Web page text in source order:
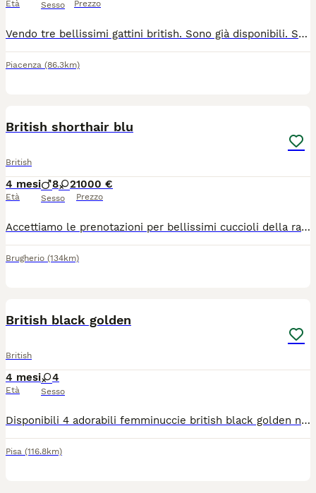
Età Sesso Prezzo
Vendo tre bellissimi gattini british. Sono già disponibili. Sono due maschi e una femmina. Chi è interessato mi può contattare.
Piacenza (86.3km)
British shorthair blu
British
4 mesi
Età
8 2
Sesso
1000 €
Prezzo
Accettiamo le prenotazioni per bellissimi cuccioli della razza British shorthair - maschietti. Pronte a trasferirsi nella nuova casa a metà giugno ad età di 3 mes, dopo aver effettuato tutti i vaccini, microchip, avranno il libretto sanitario personale e certificato di cessione. Tutti i cuccioli sono con il pedigree . I genitori sono testati FIV/FELV, PKD - negativo. Sono visibili i cuccioli e anche i genitori. Per ult info via whatsapp 3358177195 Siamo a Milano ma eventualmente possibile effettuare la consegna. Allevamento italiano.
Brugherio (134km)
British black golden
British
4 mesi
Età
4
Sesso
Disponibili 4 adorabili femminuccie british black golden nate in casa il 6 aprile 2026 ,i genitori testati e negativi a malattie genetiche e filv /felv entrambi hanno pedegree enfi.. Saranno ceduti alle nuove famiglie con primo vaccino e sverminazione... Per contatti e info chiamare al numero 3200456042 Marco
Pisa (116.8km)